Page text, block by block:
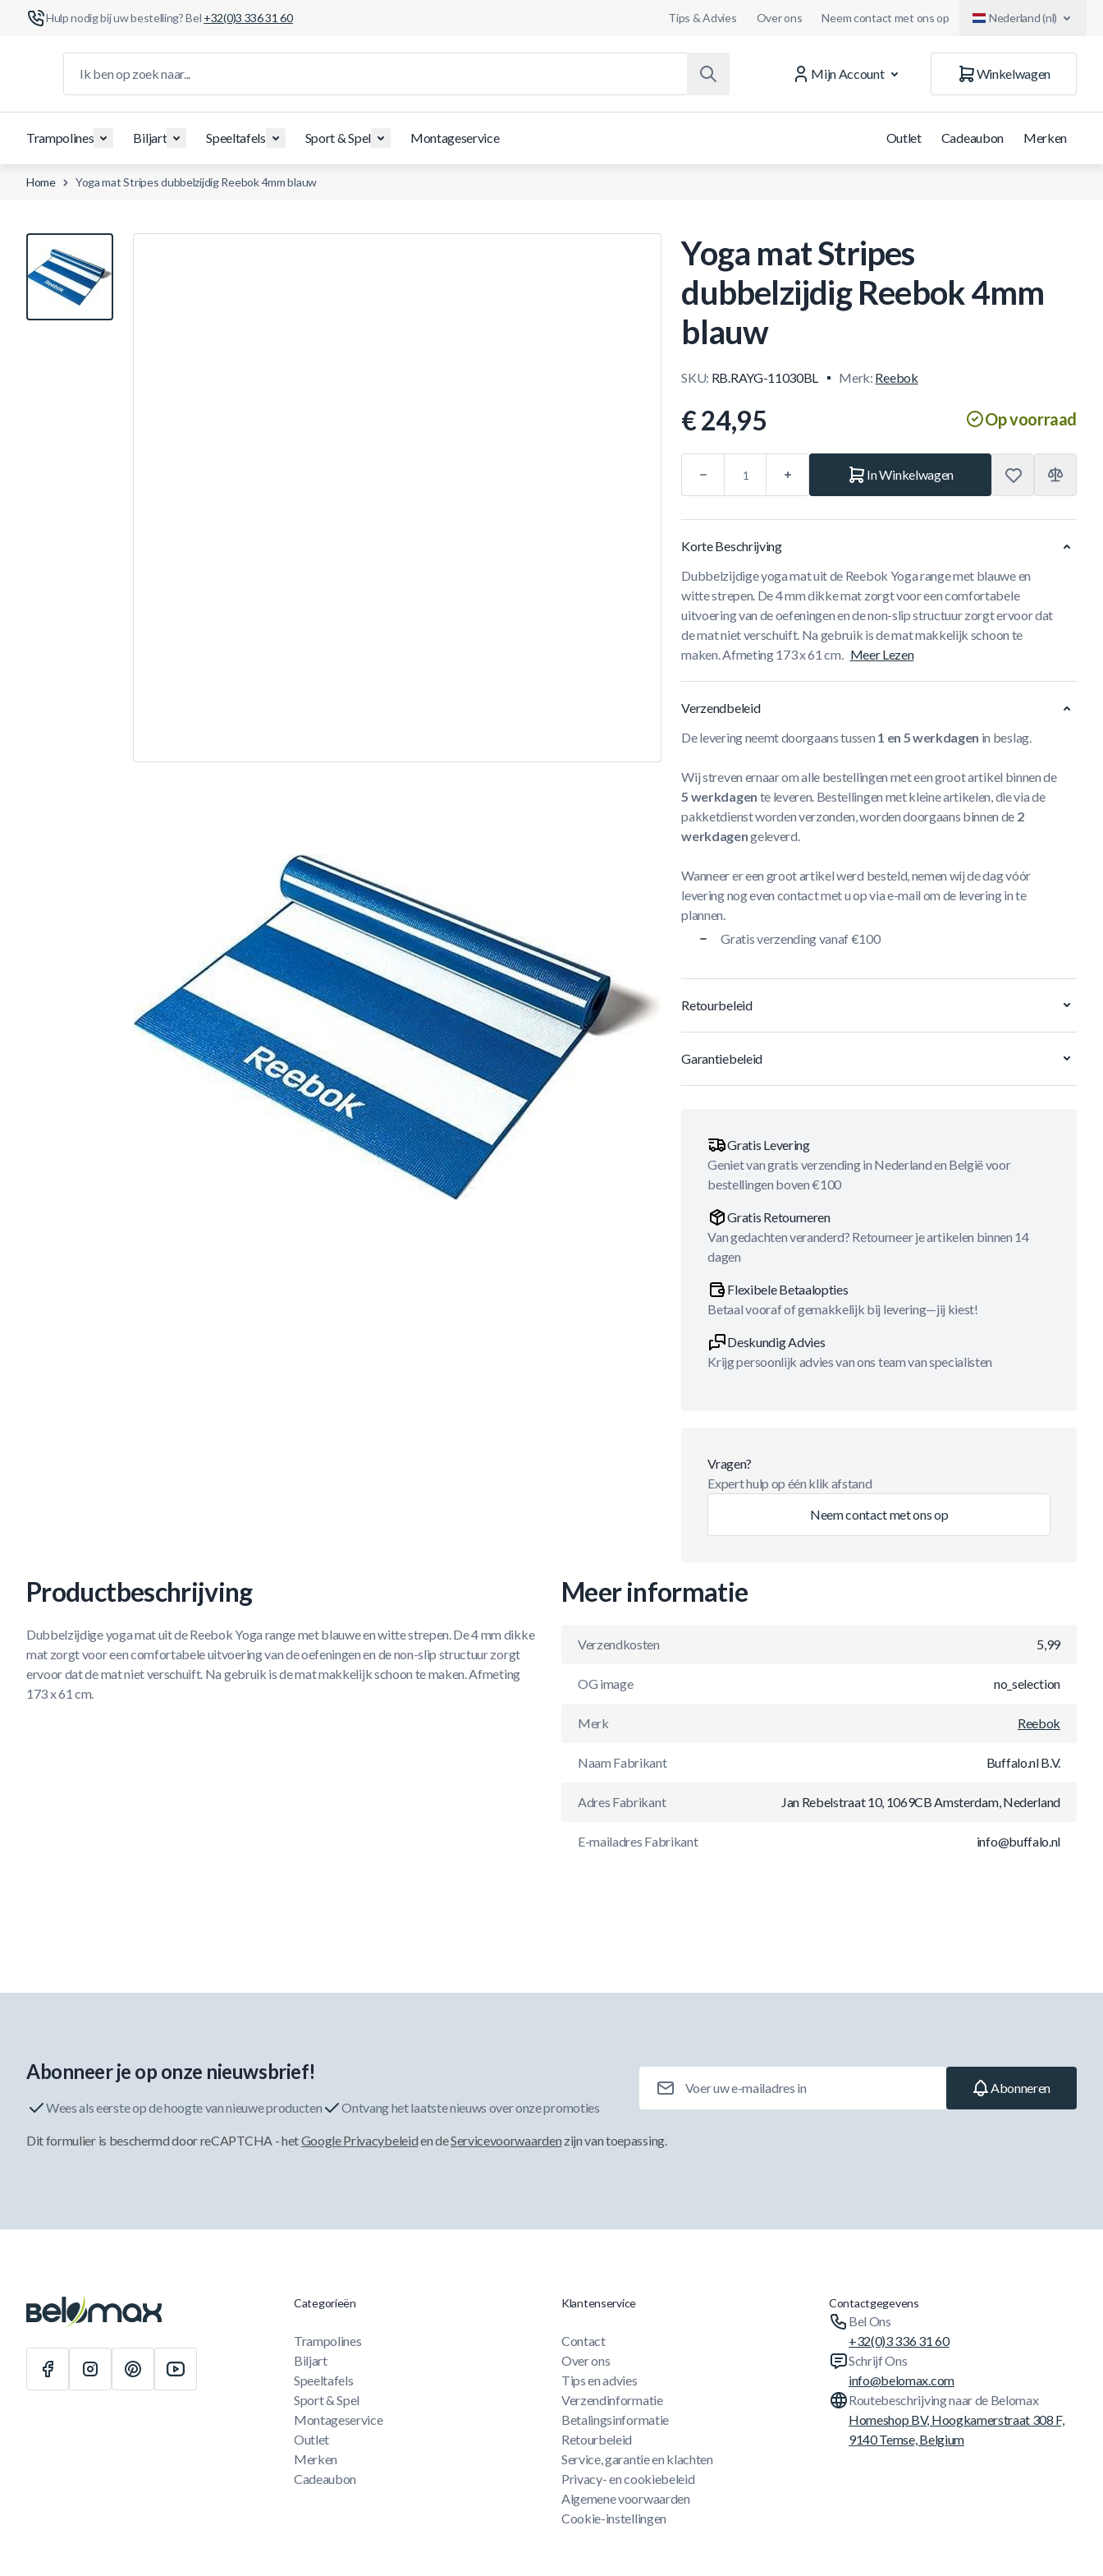
Hulp nodig bij uw bestelling? Bel +32(0)3 336 31 60 Tips & Advies Over ons Neem contact met ons op Nederland (nl)
Mijn Account
Winkelwagen
Trampolines Biljart Speeltafels Sport & Spel Montageservice Outlet Cadeaubon Merken
Home Yoga mat Stripes dubbelzijdig Reebok 4mm blauw
View larger image
Yoga mat Stripes
dubbelzijdig Reebok 4mm
blauw
SKU: RB.RAYG-11030BL Merk: Reebok
€ 24,95 Op voorraad
In Winkelwagen
Korte Beschrijving
Dubbelzijdige yoga mat uit de Reebok Yoga range met blauwe en
witte strepen. De 4 mm dikke mat zorgt voor een comfortabele
uitvoering van de oefeningen en de non-slip structuur zorgt ervoor dat
de mat niet verschuift. Na gebruik is de mat makkelijk schoon te
maken. Afmeting 173 x 61 cm. Meer Lezen
Verzendbeleid
De levering neemt doorgaans tussen 1 en 5 werkdagen in beslag.
Wij streven ernaar om alle bestellingen met een groot artikel binnen de
5 werkdagen te leveren. Bestellingen met kleine artikelen, die via de
pakketdienst worden verzonden, worden doorgaans binnen de 2
werkdagengeleverd.
Wanneer er een groot artikel werd besteld, nemen wij de dag vóór
levering nog even contact met u op via e-mail om de levering in te
plannen.
Gratis verzending vanaf €100
Retourbeleid
Garantiebeleid
Gratis Levering
Geniet van gratis verzending in Nederland en België voor
bestellingen boven €100
Gratis Retourneren
Van gedachten veranderd? Retourneer je artikelen binnen 14
dagen
Flexibele Betaalopties
Betaal vooraf of gemakkelijk bij levering—jij kiest!
Deskundig Advies
Krijg persoonlijk advies van ons team van specialisten
Vragen?
Expert hulp op één klik afstand
Neem contact met ons op
Productbeschrijving
Dubbelzijdige yoga mat uit de Reebok Yoga range met blauwe en witte strepen. De 4 mm dikke
mat zorgt voor een comfortabele uitvoering van de oefeningen en de non-slip structuur zorgt
ervoor dat de mat niet verschuift. Na gebruik is de mat makkelijk schoon te maken. Afmeting
173 x 61 cm.
Meer informatie
Verzendkosten 5,99
OG image no_selection
Merk Reebok
Naam Fabrikant Buffalo.nl B.V.
Adres Fabrikant Jan Rebelstraat 10, 1069CB Amsterdam, Nederland
E-mailadres Fabrikant info@buffalo.nl
Abonneer je op onze nieuwsbrief!
Wees als eerste op de hoogte van nieuwe producten Ontvang het laatste nieuws over onze promoties
Abonneren
Dit formulier is beschermd door reCAPTCHA - hetGoogle Privacybeleiden deServicevoorwaarden zijn van toepassing.
Categorieën
Trampolines
Biljart
Speeltafels
Sport & Spel
Montageservice
Outlet
Merken
Cadeaubon
Klantenservice
Contact
Over ons
Tips en advies
Verzendinformatie
Betalingsinformatie
Retourbeleid
Service, garantie en klachten
Privacy- en cookiebeleid
Algemene voorwaarden
Cookie-instellingen
Contactgegevens
Bel Ons
+32(0)3 336 31 60
Schrijf Ons
info@belomax.com
Routebeschrijving naar de Belomax
Homeshop BV, Hoogkamerstraat 308 F,
9140 Temse, Belgium